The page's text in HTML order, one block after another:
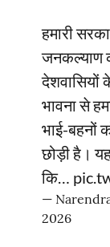
हमारी
जनकल्याण
देशवासियों
भावना से
भाई-बहनों
छोड़ी है।
कि…
—
2026